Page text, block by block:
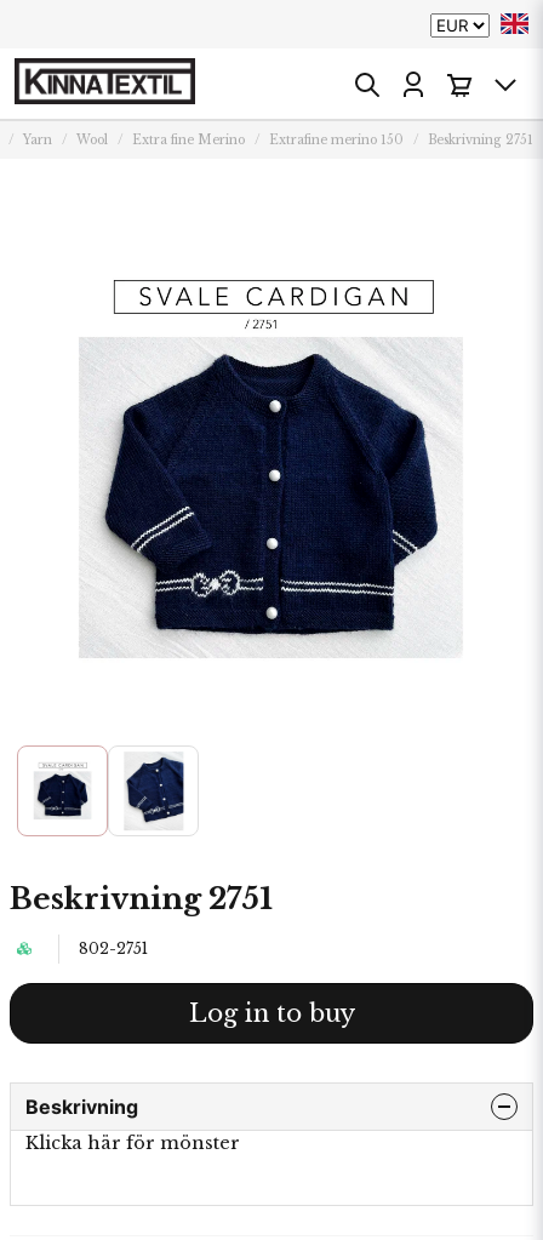
Yarn Wool Extra fine Merino Extrafine merino 150 Beskrivning 2751
Beskrivning 2751
802-2751
Log in to buy
Beskrivning
Klicka här för mönster